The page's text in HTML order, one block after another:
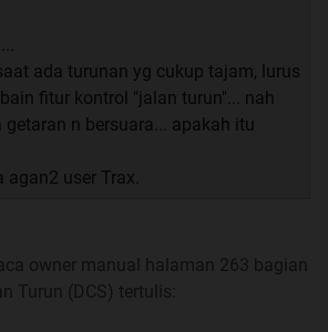
utk trim Premier harga 325 jt OTR:
Unit touchscreen with voice command,
CarPlay Ready and Rear Parking
Information Display (MID)
for front row, (up/down), (front)
ada turunan yg cukup tajam, lurus
fitur kontrol "jalan turun"... nah
n bersuara... apakah itu
user Trax.
owner manual halaman 263 bagian
Turun (DCS) tertulis: